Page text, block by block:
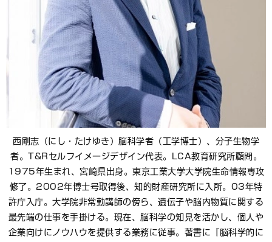
西剛志（にし・たけゆき）脳科学者（工学博士）、分子生物学
者。T&Rセルフイメージデザイン代表。LCA教育研究所顧問。
1975年生まれ、宮崎県出身。東京工業大学大学院生命情報専攻
修了。2002年博士号取得後、知的財産研究所に入所。03年特
許庁入庁。大学院非常勤講師の傍ら、遺伝子や脳内物質に関する
最先端の仕事を手掛ける。現在、脳科学の知見を活かし、個人や
企業向けにノウハウを提供する業務に従事。著書に『脳科学的に